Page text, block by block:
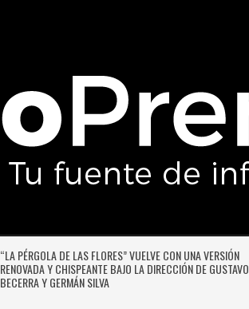
“LA PÉRGOLA DE LAS FLORES” VUELVE CON UNA VERSIÓN
RENOVADA Y CHISPEANTE BAJO LA DIRECCIÓN DE GUSTAVO
BECERRA Y GERMÁN SILVA